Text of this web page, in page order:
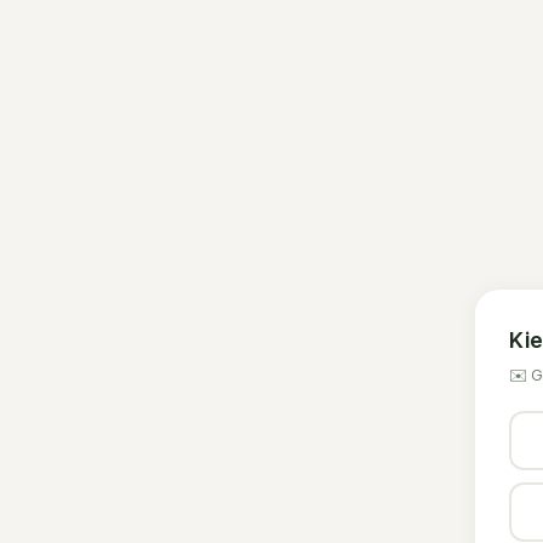
✉️